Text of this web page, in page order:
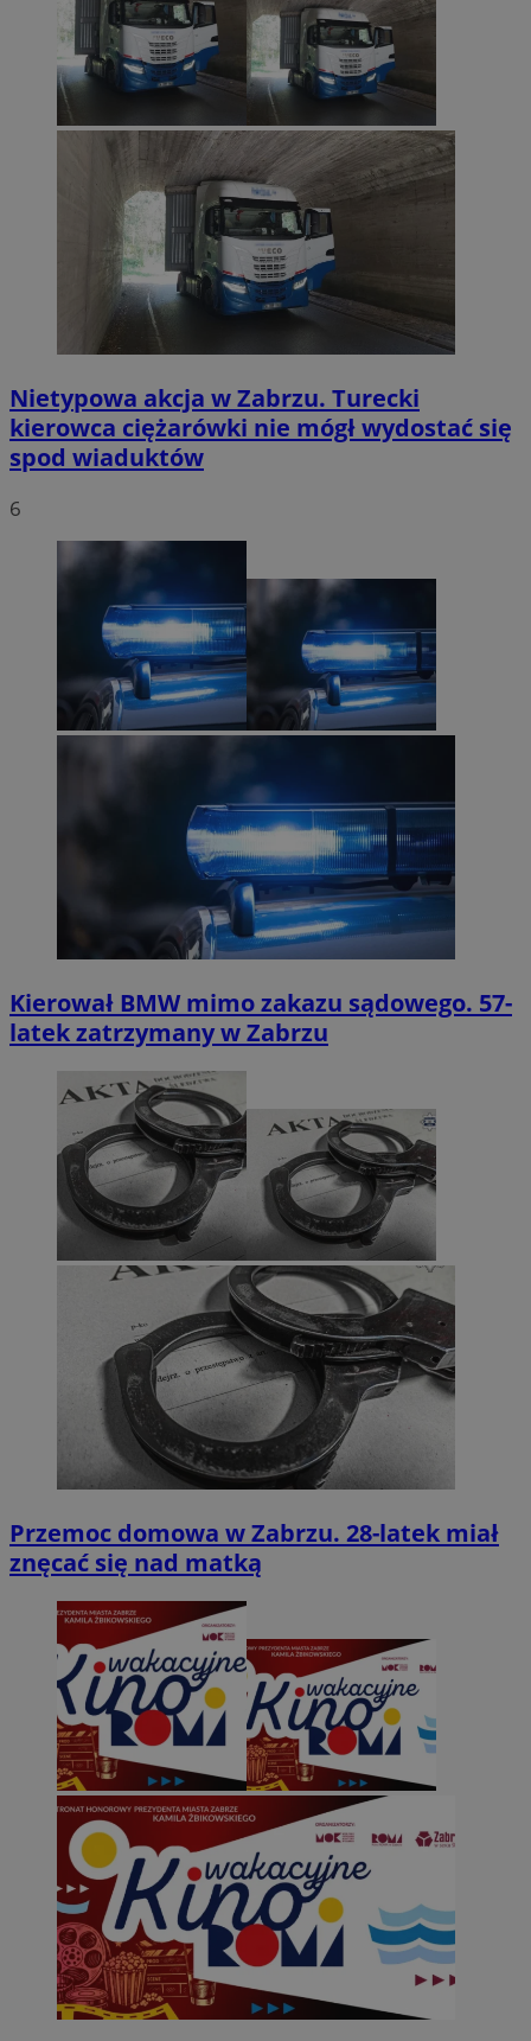
Nietypowa akcja w Zabrzu. Turecki
kierowca ciężarówki nie mógł wydostać się
spod wiaduktów
6
Kierował BMW mimo zakazu sądowego. 57-
latek zatrzymany w Zabrzu
Przemoc domowa w Zabrzu. 28-latek miał
znęcać się nad matką